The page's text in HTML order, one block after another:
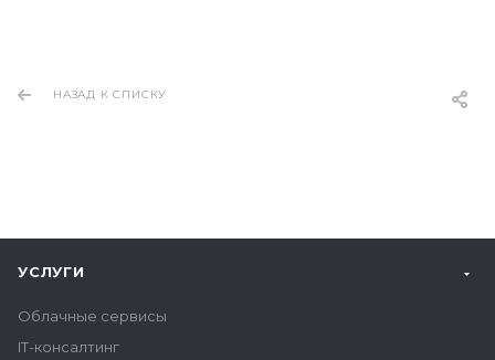
НАЗАД К СПИСКУ
УСЛУГИ
Облачные сервисы
IT-консалтинг